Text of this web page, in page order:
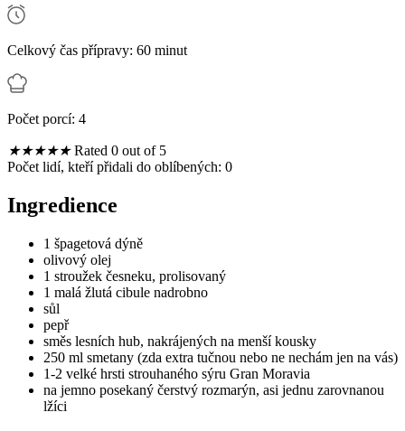
Celkový čas přípravy: 60 minut
Počet porcí: 4
★★★★★ Rated 0 out of 5
Počet lidí, kteří přidali do oblíbených: 0
Ingredience
1 špagetová dýně
olivový olej
1 stroužek česneku, prolisovaný
1 malá žlutá cibule nadrobno
sůl
pepř
směs lesních hub, nakrájených na menší kousky
250 ml smetany (zda extra tučnou nebo ne nechám jen na vás)
1-2 velké hrsti strouhaného sýru Gran Moravia
na jemno posekaný čerstvý rozmarýn, asi jednu zarovnanou
lžíci